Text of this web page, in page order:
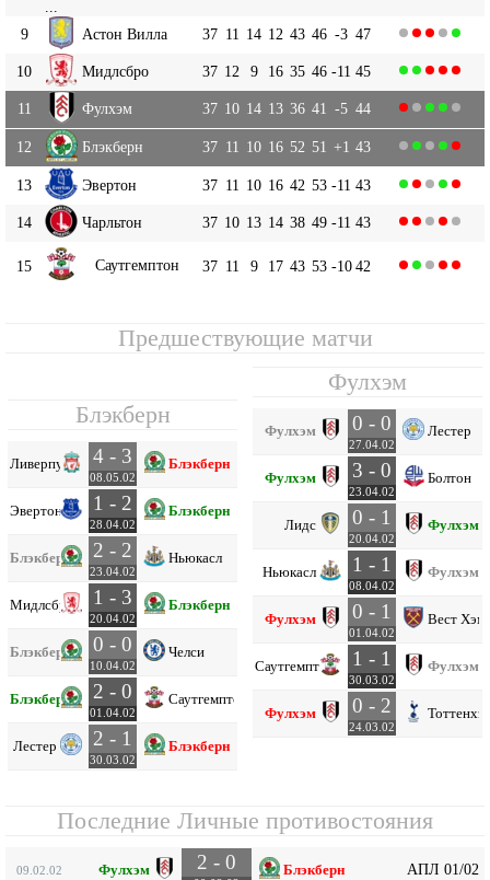
9
Астон Вилла 37 11 14 12 43 46 -3 47
10 Мидлсбро 37 12 9 16 35 46 -11 45
11 Фулхэм 37 10 14 13 36 41 -5 44
12 Блэкберн 37 11 10 16 52 51 +1 43
13 Эвертон 37 11 10 16 42 53 -11 43
14 Чарльтон 37 10 13 14 38 49 -11 43
15 Саутгемптон 37 11 9 17 43 53 -10 42
Предшествующие матчи
Блэкберн
Ливерпуль 4 - 3
08.05.02
Блэкберн
Эвертон 1 - 2
28.04.02
Блэкберн
Блэкберн 2 - 2
23.04.02
Ньюкасл
Мидлсбро 1 - 3
20.04.02
Блэкберн
Блэкберн 0 - 0
10.04.02
Челси
Блэкберн 2 - 0
01.04.02
Саутгемптон
Лестер 2 - 1
30.03.02
Блэкберн
Фулхэм
Фулхэм 0 - 0
27.04.02
Лестер
Фулхэм 3 - 0
23.04.02
Болтон
Лидс 0 - 1
20.04.02
Фулхэм
Ньюкасл 1 - 1
08.04.02
Фулхэм
Фулхэм 0 - 1
01.04.02
Вест Хэм
Саутгемптон 1 - 1
30.03.02
Фулхэм
Фулхэм 0 - 2
24.03.02
Последние Личные противостояния
09.02.02 Фулхэм 2 - 0 Блэкберн АПЛ 01/02